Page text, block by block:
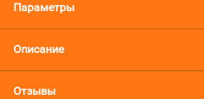
Параметры
Описание
Отзывы